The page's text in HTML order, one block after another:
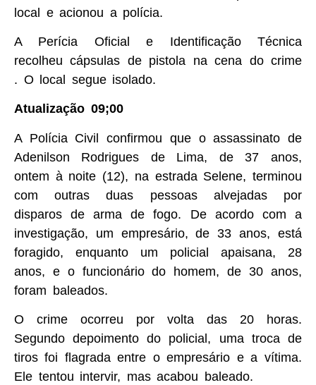
local e acionou a polícia.
A Perícia Oficial e Identificação Técnica
recolheu cápsulas de pistola na cena do crime
. O local segue isolado.
Atualização 09;00
A Polícia Civil confirmou que o assassinato de
Adenilson Rodrigues de Lima, de 37 anos,
ontem à noite (12), na estrada Selene, terminou
com outras duas pessoas alvejadas por
disparos de arma de fogo. De acordo com a
investigação, um empresário, de 33 anos, está
foragido, enquanto um policial apaisana, 28
anos, e o funcionário do homem, de 30 anos,
foram baleados.
O crime ocorreu por volta das 20 horas.
Segundo depoimento do policial, uma troca de
tiros foi flagrada entre o empresário e a vítima.
Ele tentou intervir, mas acabou baleado.